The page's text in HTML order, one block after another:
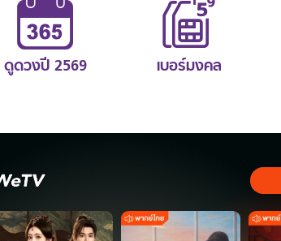
ดูดวงปี 2569 เบอร์มงคล